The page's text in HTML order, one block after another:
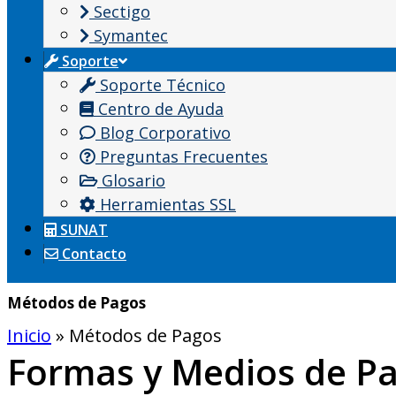
Sectigo
Symantec
Soporte
Soporte Técnico
Centro de Ayuda
Blog Corporativo
Preguntas Frecuentes
Glosario
Herramientas SSL
SUNAT
Contacto
Métodos de Pagos
Inicio » Métodos de Pagos
Formas y Medios de